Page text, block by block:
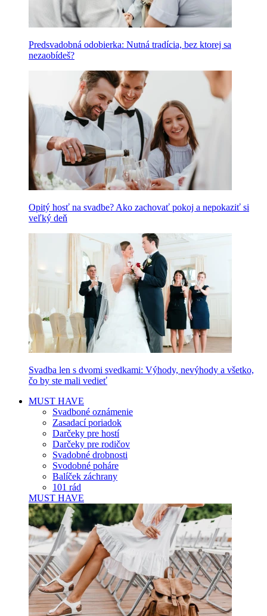
Predsvadobná odobierka: Nutná tradícia, bez ktorej sa
nezaobídeš?
Opitý hosť na svadbe? Ako zachovať pokoj a nepokaziť si
veľký deň
Svadba len s dvomi svedkami: Výhody, nevýhody a všetko,
čo by ste mali vedieť
MUST HAVE
Svadboné oznámenie
Zasadací poriadok
Darčeky pre hostí
Darčeky pre rodičov
Svadobné drobnosti
Svodobné poháre
Balíček záchrany
101 rád
MUST HAVE